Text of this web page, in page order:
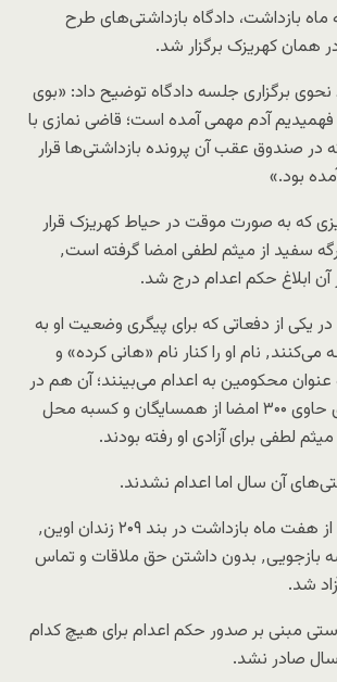
بازداشت، دادگاه بازداشتی‌های طرح
همان کهریزک برگزار شد.
برگزاری جلسه دادگاه توضیح داد: «بوی
آدم مهمی آمده است؛ قاضی نمازی با
در صندوق عقب آن پرونده بازداشتی‌ها قرار
که به صورت موقت در حیاط کهریزک قرار
گرفته بود پای یک برگه سفید از میثم لطفی امضا گرفته است٬
آن ابلاغ حکم اعدام درج شد.
یکی از دفعاتی که برای پیگری وضعیت او به
پلیس امنیت مراجعه می‌کنند٬ نام او را کنار نام «هانی کرده» و
افشار»٬ به عنوان محکومین به اعدام می‌بینند؛ آن هم در
شرایطی که با نامه‌ای حاوی ۳۰۰ امضا از همسایگان و کسبه محل
لطفی برای آزادی او رفته بودند.
آن سال اما اعدام نشدند.
میثم لطفی نیز پس از هفت ماه بازداشت در بند ۲۰۹ زندان اوین٬
بدون حتی یک جلسه بازجویی٬ بدون داشتن حق ملاقات و تماس
شد.
مبنی بر صدور حکم اعدام برای هیچ کدام
سال صادر نشد.